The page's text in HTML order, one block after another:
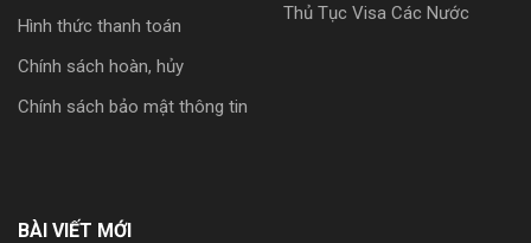
Hình thức thanh toán
Chính sách hoàn, hủy
Chính sách bảo mật thông tin
Thủ Tục Visa Các Nước
BÀI VIẾT MỚI